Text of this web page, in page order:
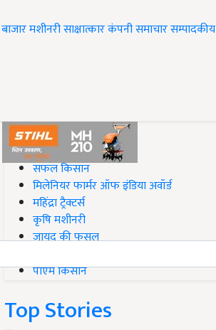
बाजारमशीनरीसाक्षात्कारकंपनी समाचारसम्पादकीय
#Top on Krishi Jagran
सफल किसान
मिलेनियर फार्मर ऑफ इंडिया अवॉर्ड
महिंद्रा ट्रैक्टर्स
कृषि मशीनरी
जायद की फसल
पीएम किसान
Top Stories